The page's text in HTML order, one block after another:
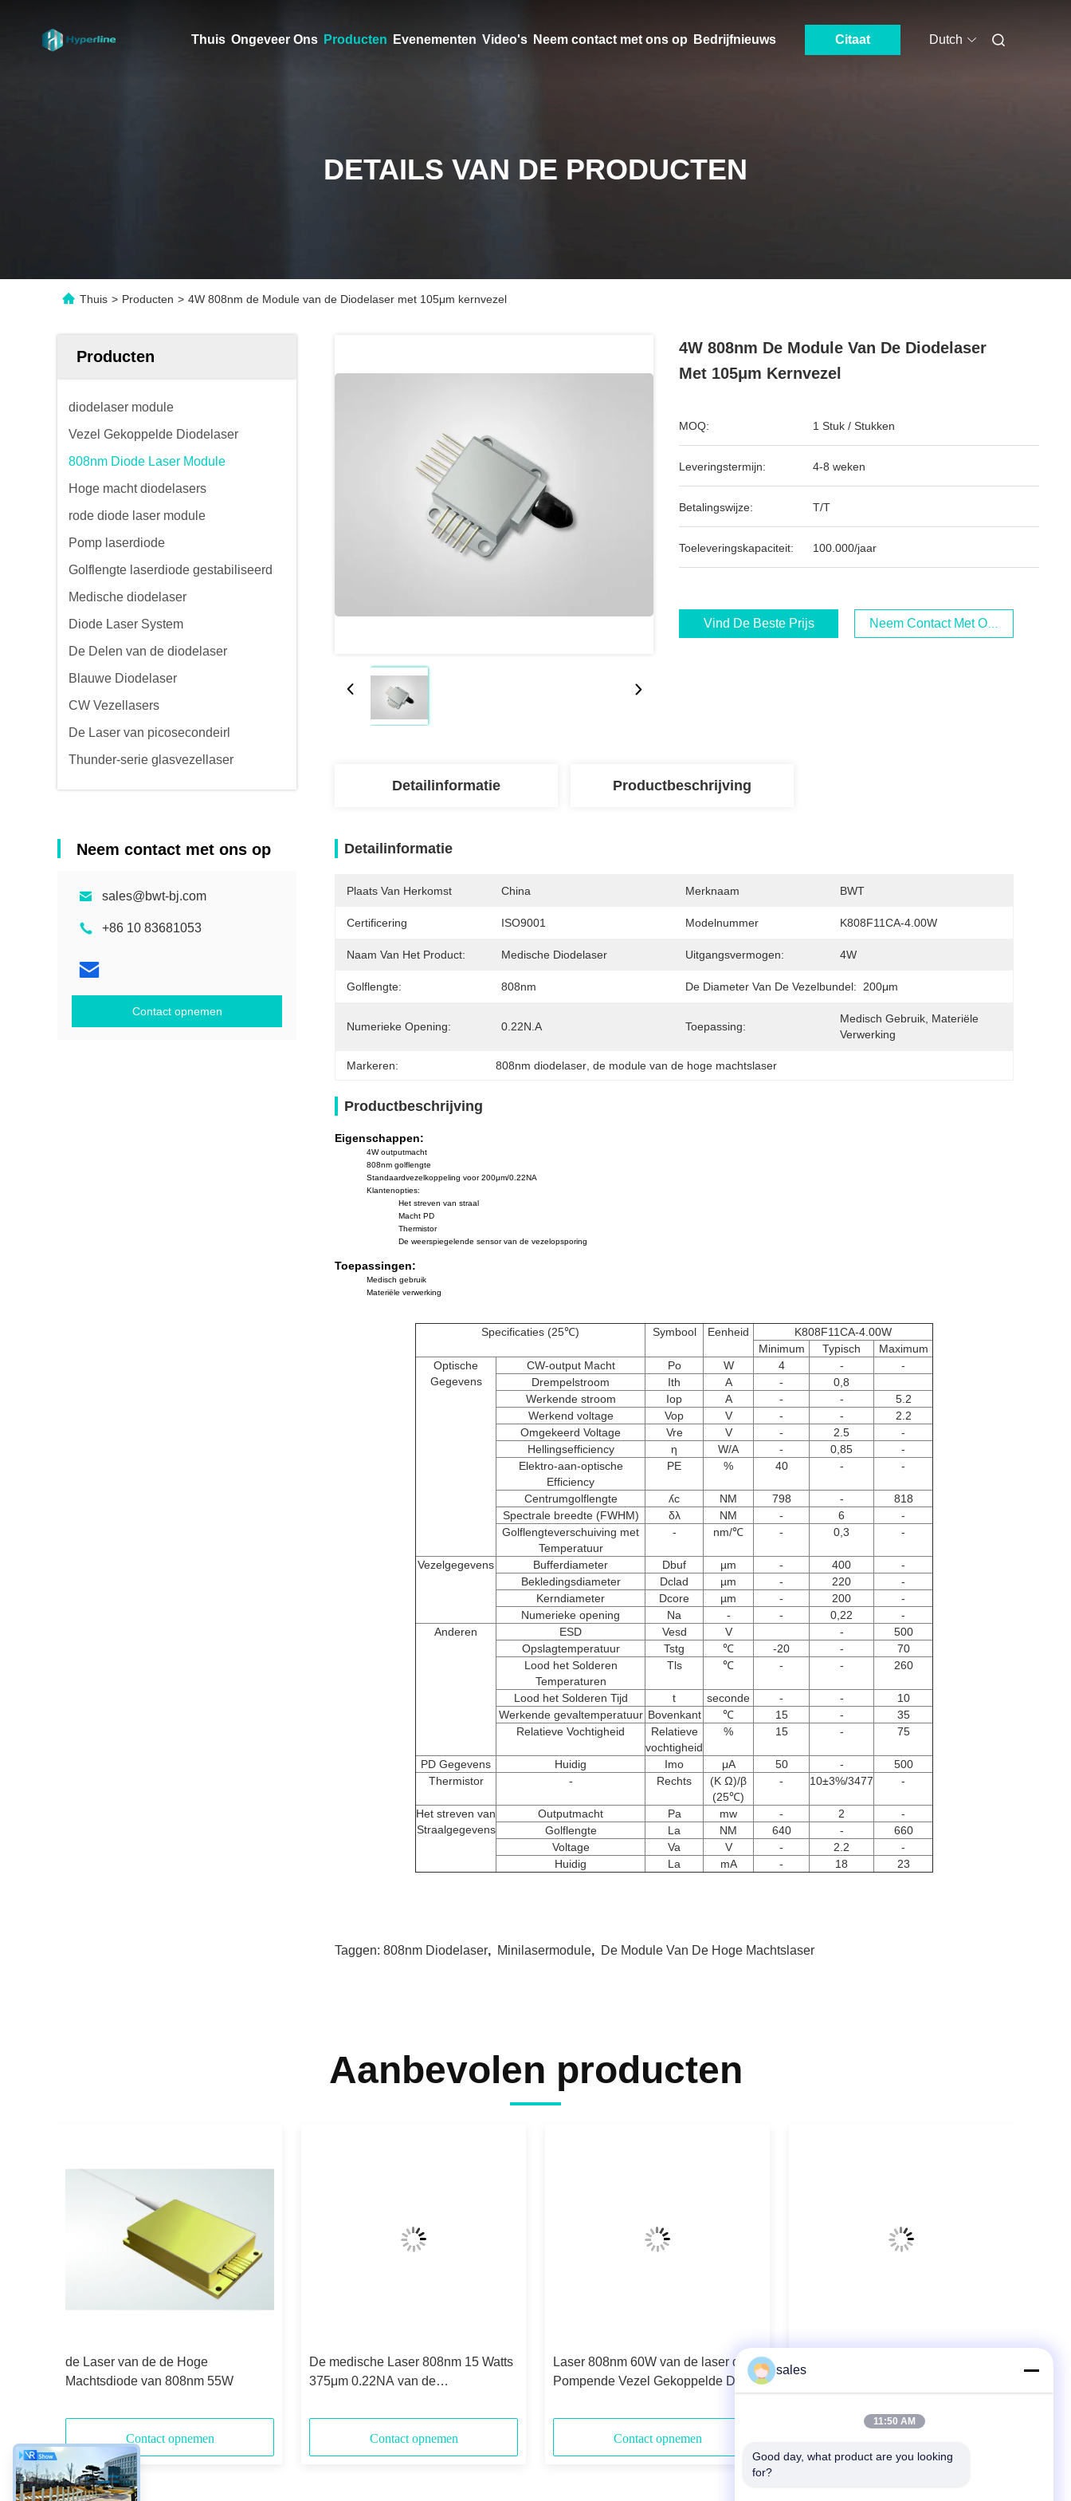
Thuis Ongeveer Ons Producten Evenementen Video's Neem contact met ons op Bedrijfnieuws Citaat Dutch
DETAILS VAN DE PRODUCTEN
Thuis > Producten > 4W 808nm de Module van de Diodelaser met 105μm kernvezel
Producten
diodelaser module
Vezel Gekoppelde Diodelaser
808nm Diode Laser Module
Hoge macht diodelasers
rode diode laser module
Pomp laserdiode
Golflengte laserdiode gestabiliseerd
Medische diodelaser
Diode Laser System
De Delen van de diodelaser
Blauwe Diodelaser
CW Vezellasers
De Laser van picosecondeirl
Thunder-serie glasvezellaser
Neem contact met ons op
sales@bwt-bj.com
+86 10 83681053
Contact opnemen
4W 808nm De Module Van De Diodelaser
Met 105μm Kernvezel
MOQ: 1 Stuk / Stukken
Leveringstermijn: 4-8 weken
Betalingswijze: T/T
Toeleveringskapaciteit: 100.000/jaar
Vind De Beste Prijs Neem Contact Met Ons Op
Detailinformatie Productbeschrijving
Detailinformatie
Plaats Van Herkomst China Merknaam BWT
Certificering ISO9001 Modelnummer K808F11CA-4.00W
Naam Van Het Product: Medische Diodelaser Uitgangsvermogen: 4W
Golflengte: 808nm De Diameter Van De Vezelbundel: 200μm
Numerieke Opening: 0.22N.A Toepassing:
Medisch Gebruik, Materiële
Verwerking
Markeren: 808nm diodelaser , de module van de hoge machtslaser
Productbeschrijving
Eigenschappen:
4W outputmacht
808nm golflengte
Standaardvezelkoppeling voor 200μm/0.22NA
Klantenopties:
Het streven van straal
Macht PD
Thermistor
De weerspiegelende sensor van de vezelopsporing
Toepassingen:
Medisch gebruik
Materiële verwerking
Specificaties (25℃) Symbool Eenheid
K808F11CA-4.00W
Minimum
Typisch
Maximum
Optische
Gegevens
CW-output Macht Po W 4 -
-
Drempelstroom
Ith A -
0,8
Werkende stroom
Iop A - -
5.2
Werkend voltage
Vop V - -
2.2
Omgekeerd Voltage
Vre V - 2.5
-
Hellingsefficiency
η W/A - 0,85
-
Elektro-aan-optische
Efficiency
PE % 40 - -
Centrumgolflengte ʎc NM 798 -
818
Spectrale breedte (FWHM)
δλ NM - 6
-
Golflengteverschuiving met
Temperatuur
- nm/℃ - 0,3 -
Vezelgegevens Bufferdiameter Dbuf µm - 400
-
Bekledingsdiameter
Dclad µm - 220
-
Kerndiameter
Dcore µm - 200
-
Numerieke opening
Na - - 0,22
-
Anderen
ESD Vesd V -
500
Opslagtemperatuur
Tstg ℃ -20 -
70
Lood het Solderen
Temperaturen
Tls ℃ - - 260
Lood het Solderen Tijd t seconde - -
10
Werkende gevaltemperatuur Bovenkant ℃ 15 -
35
Relatieve Vochtigheid
Relatieve
vochtigheid
% 15 - 75
PD Gegevens Huidig Imo μA 50 -
500
Thermistor
- Rechts
(K Ω)/β
(25℃)
- 10±3%/3477 -
Het streven van
Straalgegevens
Outputmacht Pa mw - 2
-
Golflengte
La NM 640 -
660
Voltage
Va V - 2.2
-
Huidig
La mA - 18 23
Taggen: 808nm Diodelaser, Minilasermodule, De Module Van De Hoge Machtslaser
Aanbevolen producten
de Laser van de de Hoge
Machtsdiode van 808nm 55W
Contact opnemen
De medische Laser 808nm 15 Watts
375μm 0.22NA van de
Diode
Contact opnemen
Laser 808nm 60W van de laser de
Pompende Vezel Gekoppelde Diode
Contact opnemen
sales
11:50 AM
Good day, what product are you looking
for?